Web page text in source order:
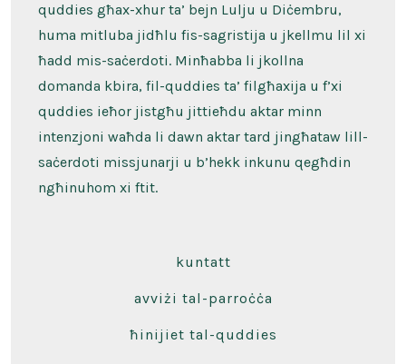
quddies għax-xhur ta’ bejn Lulju u Diċembru,
huma mitluba jidħlu fis-sagristija u jkellmu lil xi
ħadd mis-saċerdoti. Minħabba li jkollna
domanda kbira, fil-quddies ta’ filgħaxija u f’xi
quddies ieħor jistgħu jittieħdu aktar minn
intenzjoni waħda li dawn aktar tard jingħataw lill-
saċerdoti missjunarji u b’hekk inkunu qegħdin
ngħinuhom xi ftit.
kuntatt
avviżi tal-parroċċa
ħinijiet tal-quddies